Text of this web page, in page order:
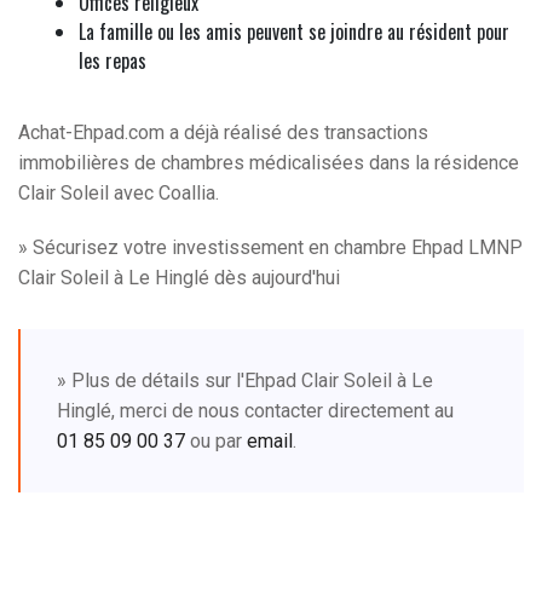
La famille ou les amis peuvent se joindre au résident pour
les repas
Achat-Ehpad.com a déjà réalisé des transactions
immobilières de chambres médicalisées dans la résidence
Clair Soleil avec Coallia.
» Sécurisez votre investissement en chambre Ehpad LMNP
Clair Soleil à Le Hinglé dès aujourd'hui
» Plus de détails sur l'Ehpad Clair Soleil à Le
Hinglé, merci de nous contacter directement au
01 85 09 00 37 ou par email